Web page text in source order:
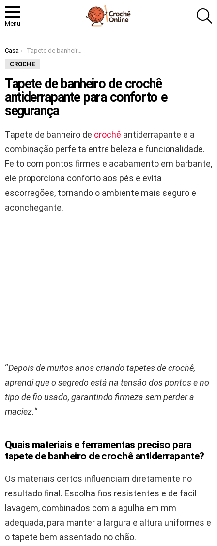
Menu
Você está aqui:
Casa
Tapete de banheiro de crochê antiderrapante para conforto e segurança
CROCHE
Tapete de banheiro de crochê
antiderrapante para conforto e
segurança
Tapete de banheiro de crochê antiderrapante é a
combinação perfeita entre beleza e funcionalidade.
Feito com pontos firmes e acabamento em barbante,
ele proporciona conforto aos pés e evita
escorregões, tornando o ambiente mais seguro e
aconchegante.
“Depois de muitos anos criando tapetes de crochê,
aprendi que o segredo está na tensão dos pontos e no
tipo de fio usado, garantindo firmeza sem perder a
maciez.“
Quais materiais e ferramentas preciso para
tapete de banheiro de crochê antiderrapante?
Os materiais certos influenciam diretamente no
resultado final. Escolha fios resistentes e de fácil
lavagem, combinados com a agulha em mm
adequada, para manter a largura e altura uniformes e
o tapete bem assentado no chão.